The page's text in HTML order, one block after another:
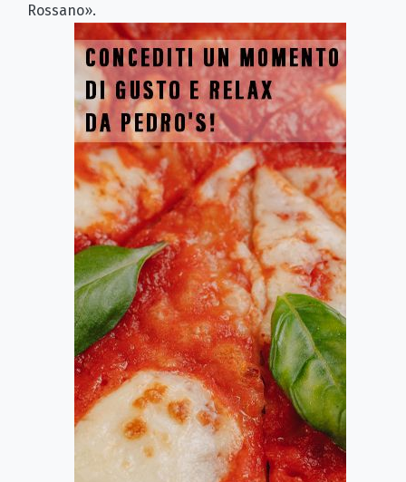
Rossano».